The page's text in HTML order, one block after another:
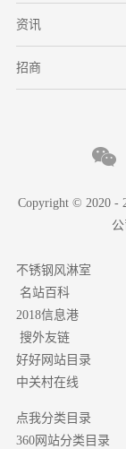
资讯
招商
Copyright © 2020 -
不锈钢风淋室
名站百科
2018信息港
搜外友链
好好网站目录
中关村在线
点我分类目录
360网站分类目录